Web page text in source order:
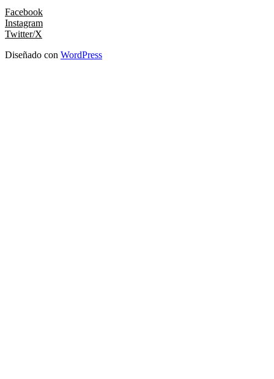
Facebook
Instagram
Twitter/X
Diseñado con WordPress